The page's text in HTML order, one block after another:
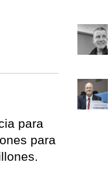
para
para